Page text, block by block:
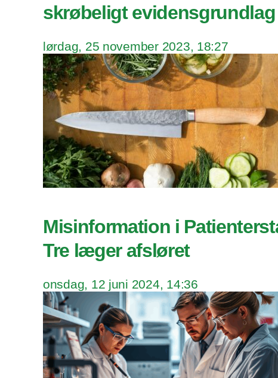
skrøbeligt evidensgrundlag
lørdag, 25 november 2023, 18:27
Misinformation i
Tre læger afsløret
onsdag, 12 juni 2024, 14:36